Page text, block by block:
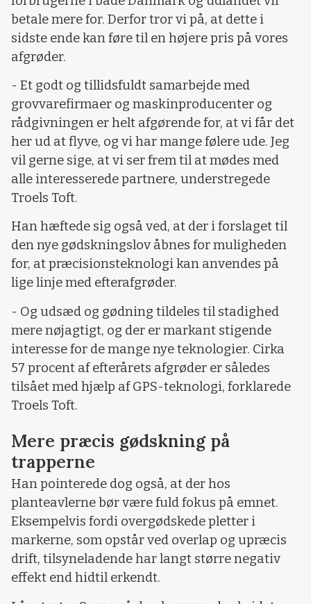
betale mere for. Derfor tror vi på, at dette i
sidste ende kan føre til en højere pris på vores
afgrøder.
- Et godt og tillidsfuldt samarbejde med
grovvarefirmaer og maskinproducenter og
rådgivningen er helt afgørende for, at vi får det
her ud at flyve, og vi har mange følere ude. Jeg
vil gerne sige, at vi ser frem til at mødes med
alle interesserede partnere, understregede
Troels Toft.
Han hæftede sig også ved, at der i forslaget til
den nye gødskningslov åbnes for muligheden
for, at præcisionsteknologi kan anvendes på
lige linje med efterafgrøder.
- Og udsæd og gødning tildeles til stadighed
mere nøjagtigt, og der er markant stigende
interesse for de mange nye teknologier. Cirka
57 procent af efterårets afgrøder er således
tilsået med hjælp af GPS-teknologi, forklarede
Troels Toft.
Mere præcis gødskning på
trapperne
Han pointerede dog også, at der hos
planteavlerne bør være fuld fokus på emnet.
Eksempelvis fordi overgødskede pletter i
markerne, som opstår ved overlap og upræcis
drift, tilsyneladende har langt større negativ
effekt end hidtil erkendt.